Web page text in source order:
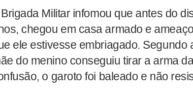
Militar infomou que antes do
chegou em casa armado e
ele estivesse embriagado. Segundo
do menino conseguiu tirar a arma
o garoto foi baleado e não